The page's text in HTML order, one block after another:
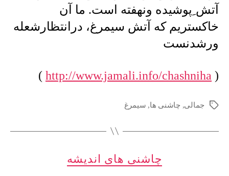
تا
ما
…
آتش ِپوشیده ونهفته است. ما آن
خاکستریم که آتش سیمرغ، درانتظارشعله
ورشدنست
(
http://www.jamali.info/chashniha
)
برچسب‌ها
جمالی, چاشنی ها, سیمرغ
دسته‌ها
چاشنی های اندیشه